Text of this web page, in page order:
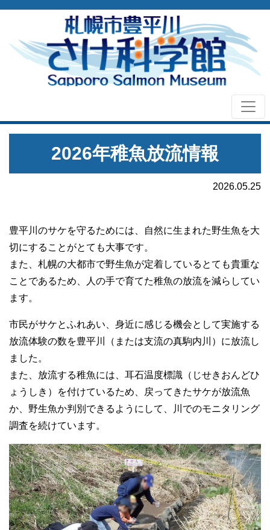
2026年稚魚放流情報
2026.05.25
豊平川のサケを守るためには、自然に生まれた野生魚を大
切にすることがとても大事です。
また、札幌の大都市で野生魚が定着しているとても貴重な
ことであるため、人の手で育てた稚魚の放流を減らしてい
ます。
市民がサケとふれあい、身近に感じる機会として実施する
放流体験の数を豊平川（または支流の真駒内川）に放流し
ました。
また、放流する稚魚には、耳石温度標識（じせきおんどひ
ょうしき）を付けているため、戻ってきたサケが放流魚
か、野生魚か判別できるようにして、川でのモニタリング
調査を続けています。